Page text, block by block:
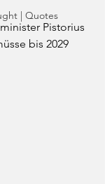
| Quotes
Pistorius
bis 2029